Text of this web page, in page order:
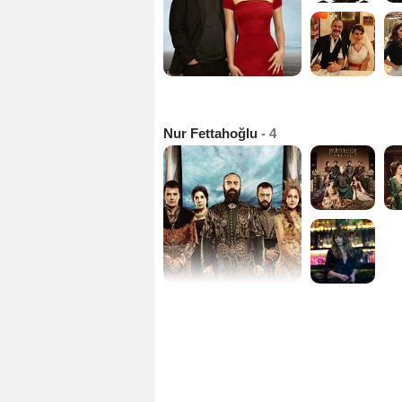
Nur Fettahoğlu - 4